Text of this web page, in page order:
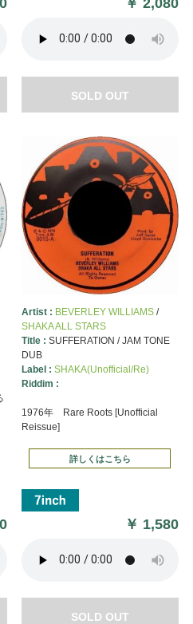
SOLD OUT
Artist : BEVERLEY WILLIAMS/
SHAKA ALL STARS
Title : SUFFERATION / JAM TONE
DUB
Label : SHAKA(Unofficial/Re)
Riddim :
1976年 Rare Roots [Unofficial
Reissue]
詳しくはこちら
￥ 1,580
SOLD OUT